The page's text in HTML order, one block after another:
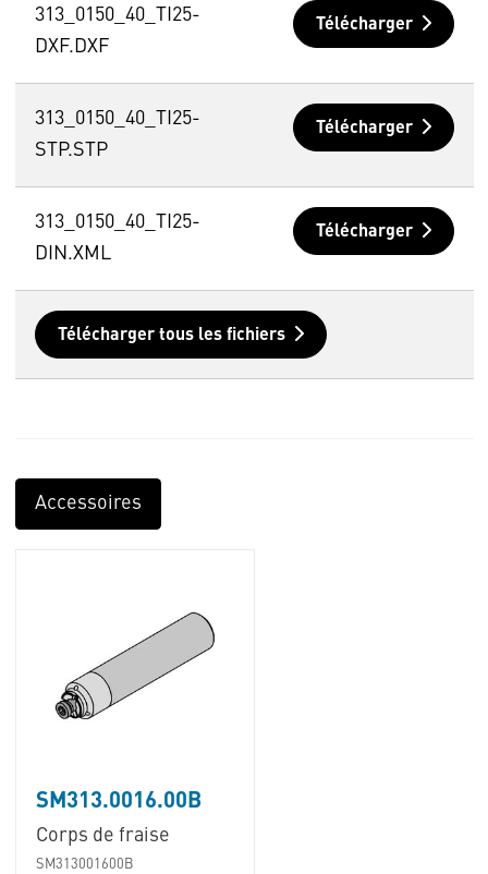
313_0150_40_TI25-
DXF.DXF
Télécharger
313_0150_40_TI25-
STP.STP
Télécharger
313_0150_40_TI25-
DIN.XML
Télécharger
Télécharger tous les fichiers
Accessoires
SM313.0016.00B
Corps de fraise
SM313001600B